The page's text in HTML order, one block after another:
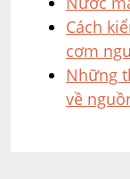
Cách
cơm
Những
về